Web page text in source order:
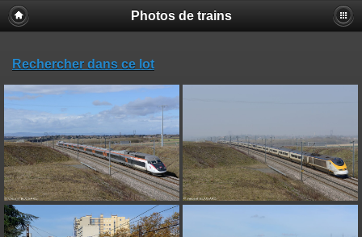
Photos de trains
Rechercher dans ce lot